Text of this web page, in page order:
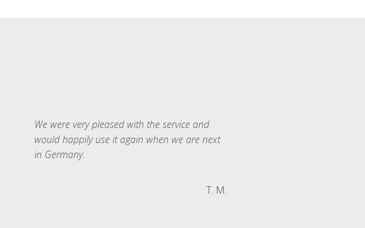
We were very pleased with the service and
would happily use it again when we are next
in Germany.
T. M.